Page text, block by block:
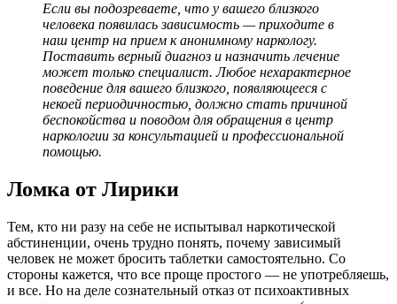
Если вы подозреваете, что у вашего близкого
человека появилась зависимость — приходите в
наш центр на прием к анонимному наркологу.
Поставить верный диагноз и назначить лечение
может только специалист. Любое нехарактерное
поведение для вашего близкого, появляющееся с
некоей периодичностью, должно стать причиной
беспокойства и поводом для обращения в центр
наркологии за консультацией и профессиональной
помощью.
Ломка от Лирики
Тем, кто ни разу на себе не испытывал наркотической
абстиненции, очень трудно понять, почему зависимый
человек не может бросить таблетки самостоятельно. Со
стороны кажется, что все проще простого — не употребляешь,
и все. Но на деле сознательный отказ от психоактивных